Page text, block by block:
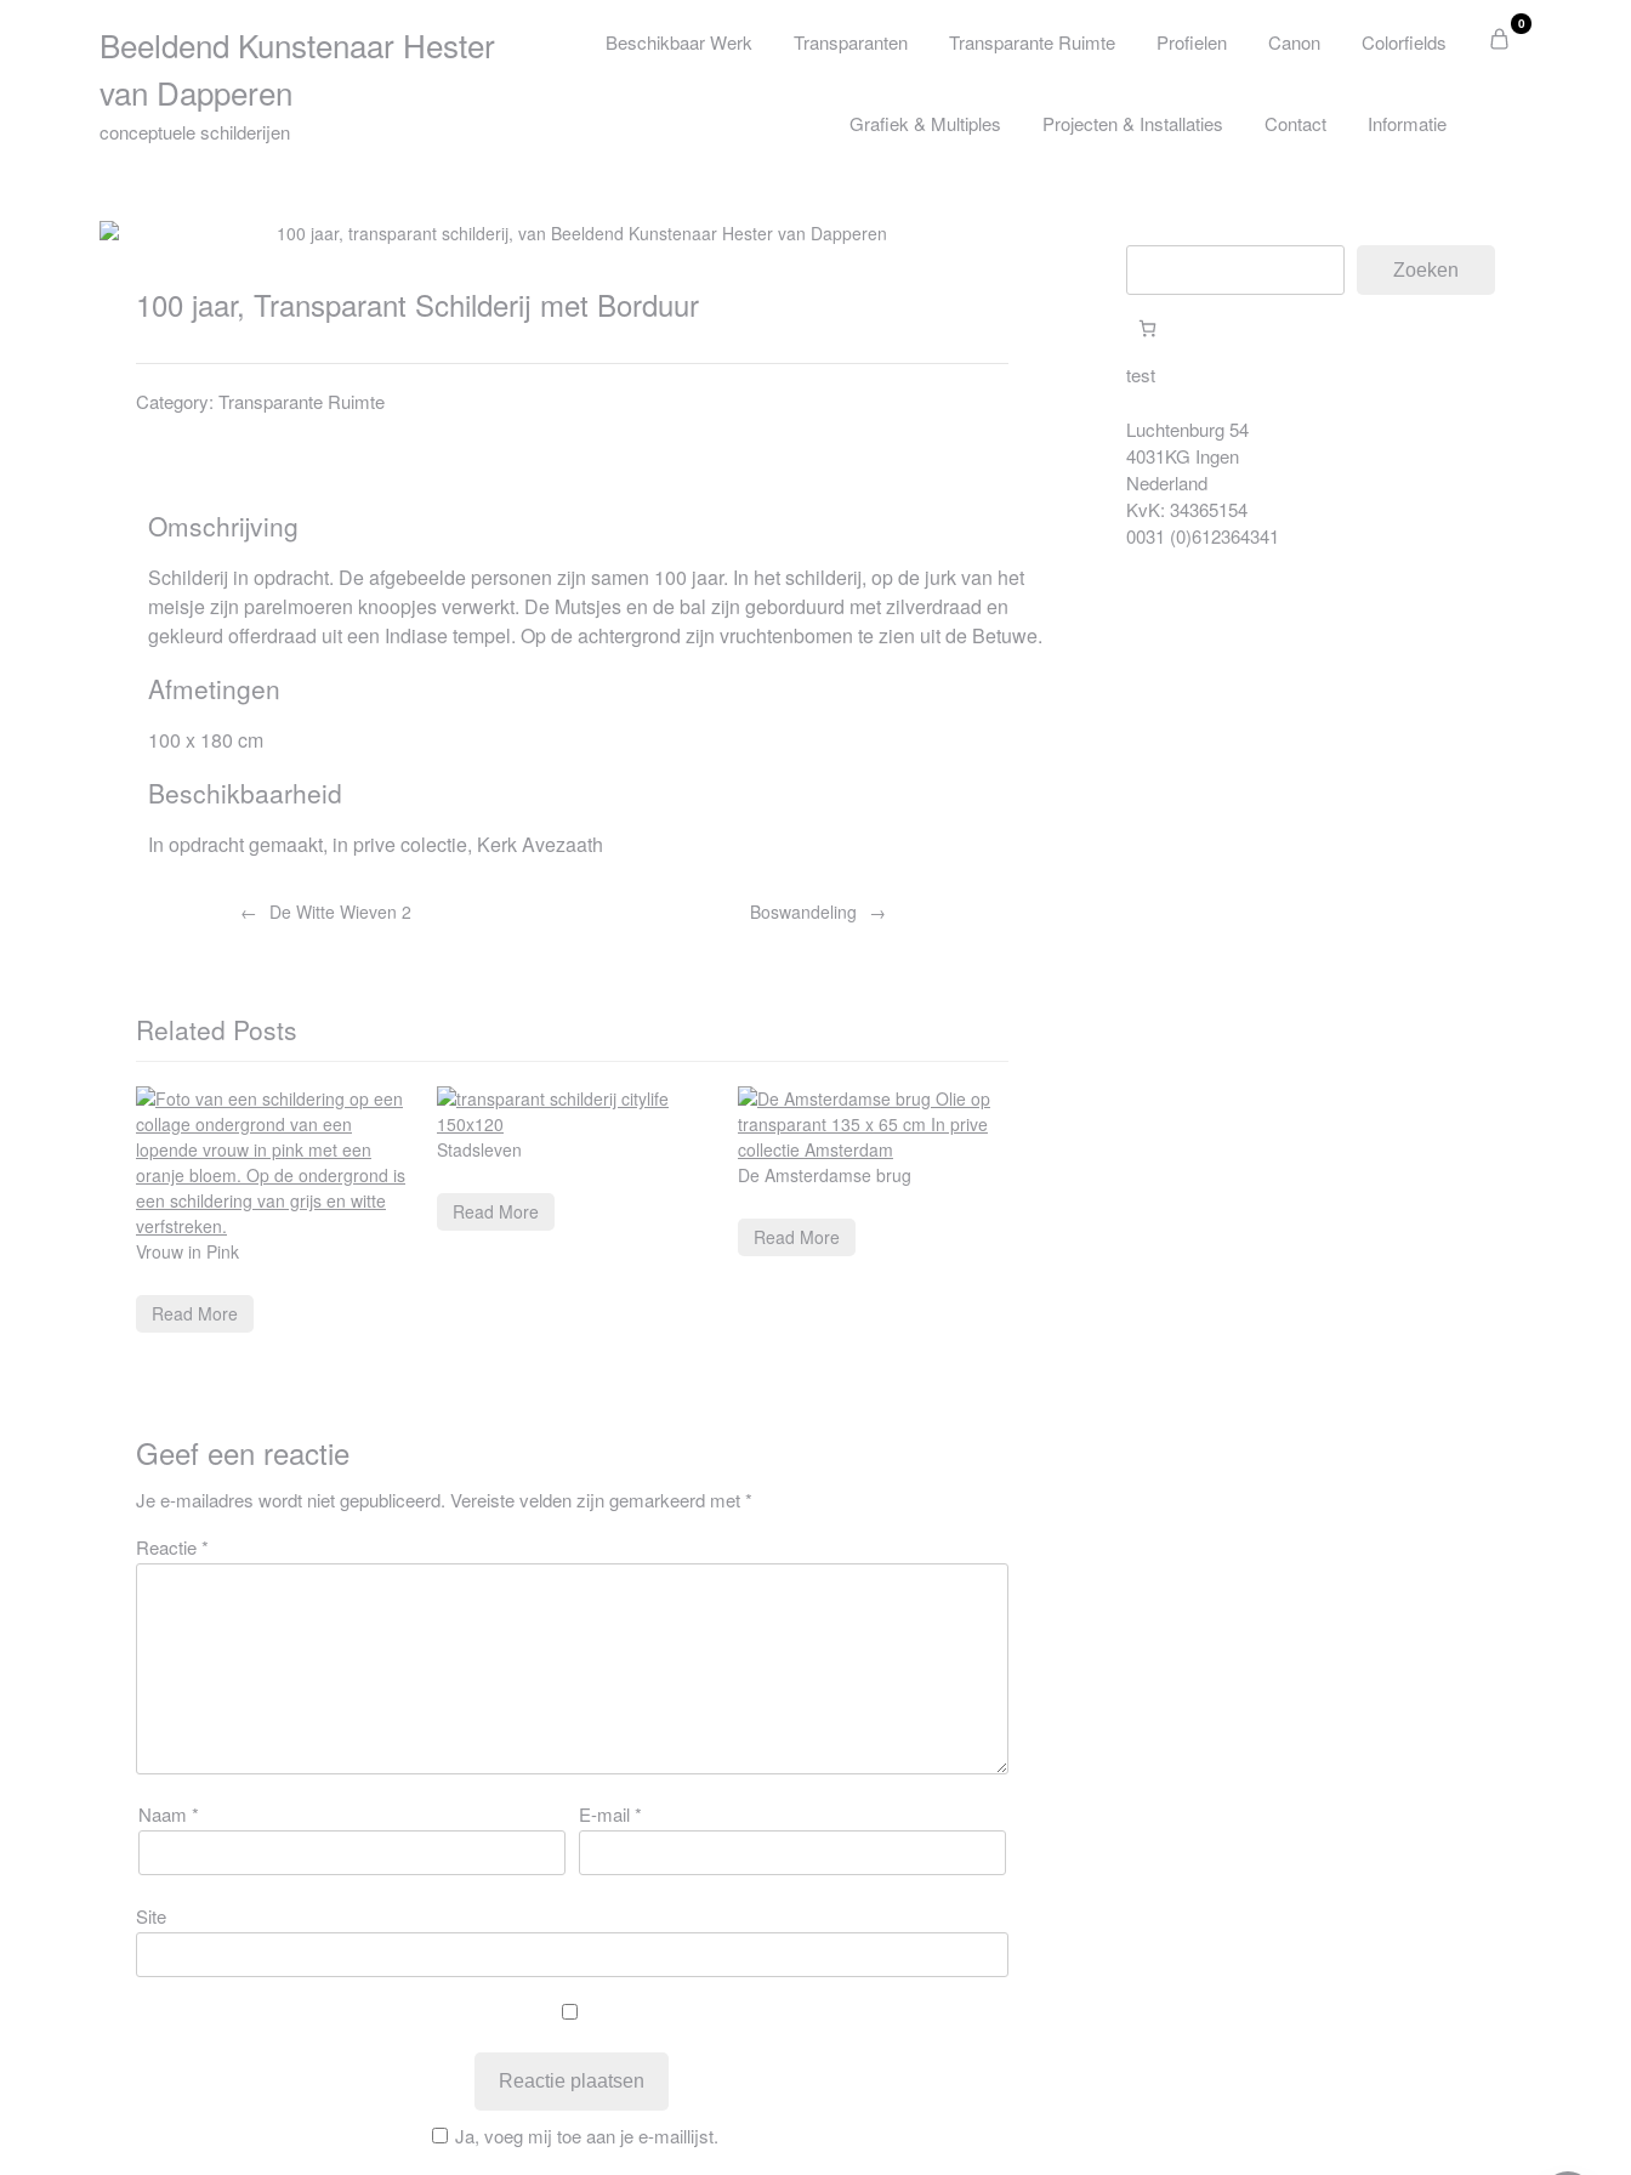
Beeldend Kunstenaar Hester
van Dapperen
conceptuele schilderijen
Beschikbaar Werk Transparanten Transparante Ruimte Profielen Canon Colorfields
Grafiek & Multiples Projecten & Installaties Contact Informatie
0
100 jaar, Transparant Schilderij met Borduur
Category: Transparante Ruimte
Omschrijving
Schilderij in opdracht. De afgebeelde personen zijn samen 100 jaar. In het schilderij, op de jurk van het
meisje zijn parelmoeren knoopjes verwerkt. De Mutsjes en de bal zijn geborduurd met zilverdraad en
gekleurd offerdraad uit een Indiase tempel. Op de achtergrond zijn vruchtenbomen te zien uit de Betuwe.
Afmetingen
100 x 180 cm
Beschikbaarheid
In opdracht gemaakt, in prive colectie, Kerk Avezaath
De Witte Wieven 2 Boswandeling
Related Posts
Vrouw in Pink
Read More
Stadsleven
Read More
De Amsterdamse brug
Read More
Geef een reactie
Je e-mailadres wordt niet gepubliceerd. Vereiste velden zijn gemarkeerd met*
Reactie*
Naam * E-mail*
Site
Ja, voeg mij toe aan je e-maillijst.
Zoeken
test
Luchtenburg 54
4031KG Ingen
Nederland
KvK: 34365154
0031 (0)612364341